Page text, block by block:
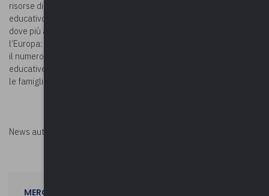
risorse disponibili saranno destinate al potenziamento del sistema
educativo, mantenendo la quota del 55,29% nel Mezzogiorno,
dove più alto è il bisogno. Rispettiamo gli impegni presi con
l’Europa: tutte le risorse disponibili vengono utilizzate. Aumentare
il numero di posti negli asili nido significa dare più opportunità
educative per le bambine e i bambini su tutto il territorio, sostenere
le famiglie e l’occupazione femminile”, ha concluso il Ministro.
News autorizzata da
MERCOLEDì 29 LUGLIO 2026